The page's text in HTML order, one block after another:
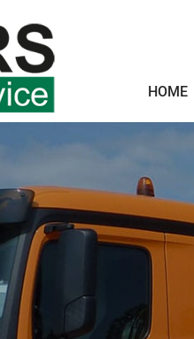
HOME